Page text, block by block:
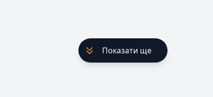
Показати ще